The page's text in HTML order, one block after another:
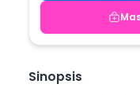
Sinopsis